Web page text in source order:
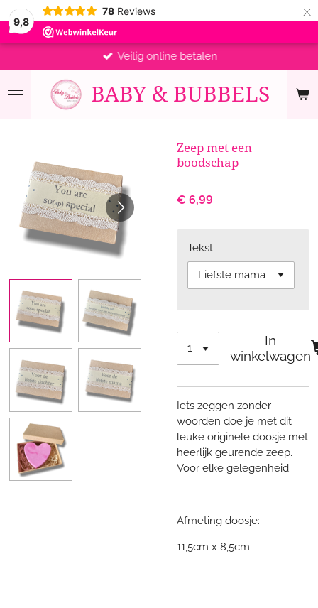
9,8
78 Reviews ×
BABY & BUBBELS
Veilig online betalen
Zeep met een
boodschap
€ 6,99
Tekst
In
winkelwagen
Iets zeggen zonder
woorden doe je met dit
leuke originele doosje met
heerlijk geurende zeep.
Voor elke gelegenheid.
Afmeting doosje:
11,5cm x 8,5cm